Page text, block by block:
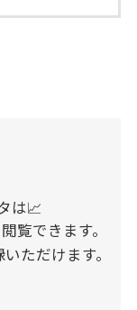
は📈
覧できます。
ただけます。